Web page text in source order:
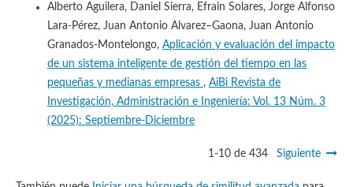
Alberto Aguilera, Daniel Sierra, Efrain Solares, Jorge Alfonso
Lara-Pérez, Juan Antonio Alvarez–Gaona, Juan Antonio
Granados-Montelongo, Aplicación y evaluación del impacto
de un sistema inteligente de gestión del tiempo en las
pequeñas y medianas empresas , AiBi Revista de
Investigación, Administración e Ingeniería: Vol. 13 Núm. 3
(2025): Septiembre-Diciembre
1-10 de 434 Siguiente